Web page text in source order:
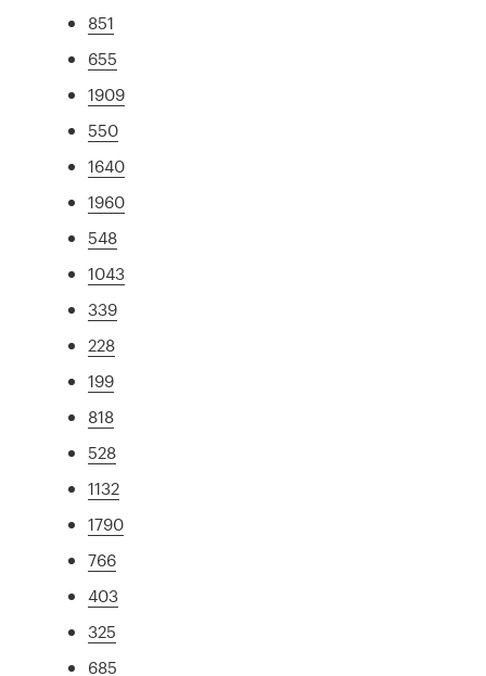
851
655
1909
550
1640
1960
548
1043
339
228
199
818
528
1132
1790
766
403
325
685